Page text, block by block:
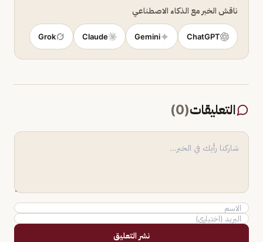
ناقش الخبر مع الذكاء الاصطناعي
ChatGPT
Gemini
Claude
Grok
التعليقات(
0
)
نشر التعليق